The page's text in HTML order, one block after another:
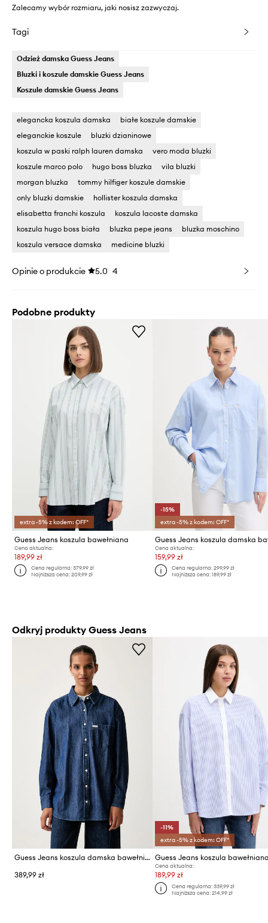
Zalecamy wybór rozmiaru, jaki nosisz zazwyczaj.
Tagi
Odzież damska Guess Jeans
Bluzki i koszule damskie Guess Jeans
Koszule damskie Guess Jeans
elegancka koszula damska
białe koszule damskie
eleganckie koszule
bluzki dzianinowe
koszula w paski ralph lauren damska
vero moda bluzki
koszule marco polo
hugo boss bluzka
vila bluzki
morgan bluzka
tommy hilfiger koszule damskie
only bluzki damskie
hollister koszula damska
elisabetta franchi koszula
koszula lacoste damska
koszula hugo boss biała
bluzka pepe jeans
bluzka moschino
koszula versace damska
medicine bluzki
Opinie o produkcie 5.0 4
Podobne produkty
extra -5% z kodem: OFF*
Guess Jeans koszula bawełniana
Cena aktualna:
189,99 zł
Cena regularna:379,99 zł
Najniższa cena:209,99 zł
-15%
extra -5% z kodem: OFF*
Cena aktualna:
159,99 zł
Cena regularna: 299,99 zł
Najniższa cena: 189,99 zł
Odkryj produkty Guess Jeans
Guess Jeans koszula damska bawełniana
389,99 zł
-11%
extra -5% z kodem: OFF*
Guess Jeans koszula
Cena aktualna:
189,99 zł
Cena regularna: 339,99 zł
Najniższa cena: 214,99 zł